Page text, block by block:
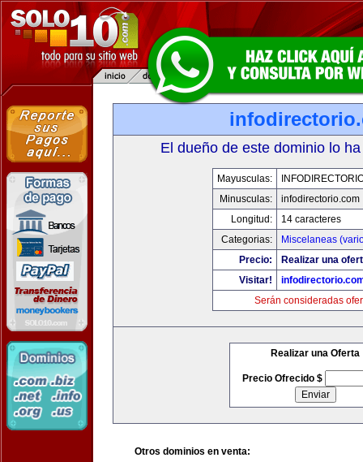
El dueño de este dominio lo
Mayusculas:
Minusculas:
infodirectorio.com
Longitud:
14 caracteres
Categorias:
Miscelaneas
Precio:
Realizar una
Visitar!
Serán consideradas
Realizar una Oferta
Precio Ofrecido $
Otros dominios en venta: